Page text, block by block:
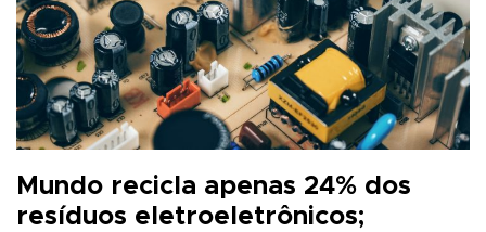
Mundo recicla apenas 24% dos
resíduos eletroeletrônicos;